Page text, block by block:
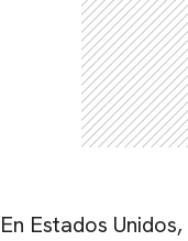
En Estados Unidos,